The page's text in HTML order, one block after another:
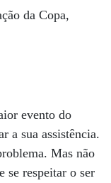
da Copa,
evento do
a sua assistência.
Mas não
se respeitar o ser